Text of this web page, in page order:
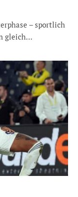
– sportlich
gleich…